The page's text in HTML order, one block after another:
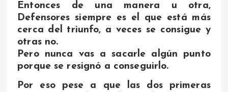
Entonces de una manera u otra,
Defensores siempre es el que está más
cerca del triunfo, a veces se consigue y
otras no.
Pero nunca vas a sacarle algún punto
porque se resignó a conseguirlo.
Por eso pese a que las dos primeras